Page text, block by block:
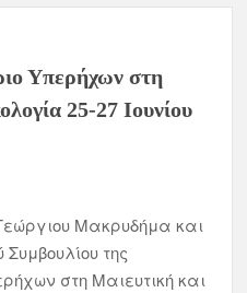
Υπερήχων στη
25-27 Ιουνίου
Μακρυδήμα και
Συμβουλίου της
στη Μαιευτική και